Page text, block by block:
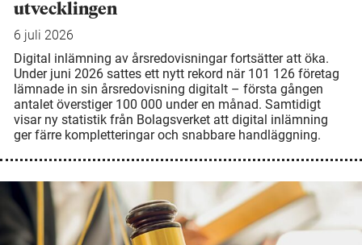
utvecklingen
6 juli 2026
Digital inlämning av årsredovisningar fortsätter att öka.
Under juni 2026 sattes ett nytt rekord när 101 126 företag
lämnade in sin årsredovisning digitalt – första gången
antalet överstiger 100 000 under en månad. Samtidigt
visar ny statistik från Bolagsverket att digital inlämning
ger färre kompletteringar och snabbare handläggning.